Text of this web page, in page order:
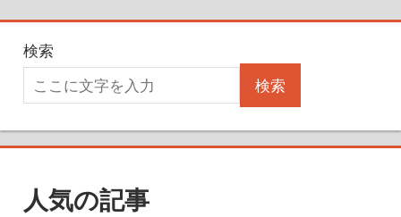
検索
検索
人気の記事